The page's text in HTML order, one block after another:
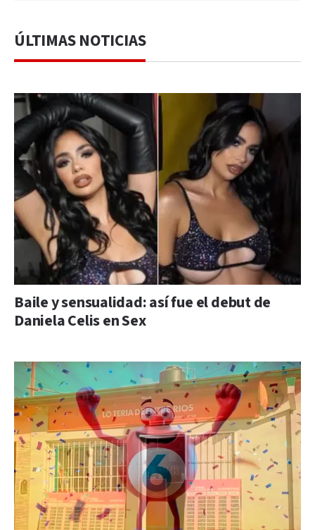
ÚLTIMAS NOTICIAS
Baile y sensualidad: así fue el debut de
Daniela Celis en Sex